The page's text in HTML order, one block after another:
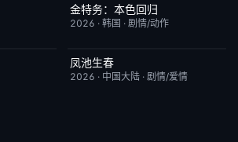
已完结
金特务：本色回归
2026 · 韩国 · 剧情/动作
已完结
凤池生春
2026 · 中国大陆 · 剧情/爱情